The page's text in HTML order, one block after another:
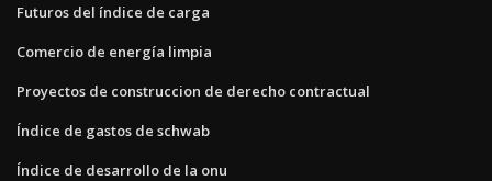
Futuros del índice de carga
Comercio de energía limpia
Proyectos de construccion de derecho contractual
Índice de gastos de schwab
Índice de desarrollo de la onu